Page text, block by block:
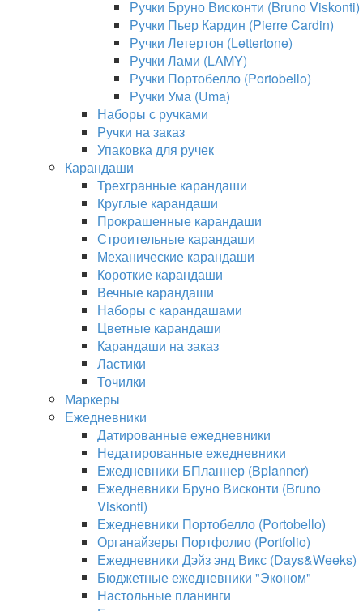
Ручки Бруно Висконти (Bruno Viskonti)
Ручки Пьер Кардин (Pierre Cardin)
Ручки Летертон (Lettertone)
Ручки Лами (LAMY)
Ручки Портобелло (Portobello)
Ручки Ума (Uma)
Наборы с ручками
Ручки на заказ
Упаковка для ручек
Карандаши
Трехгранные карандаши
Круглые карандаши
Прокрашенные карандаши
Строительные карандаши
Механические карандаши
Короткие карандаши
Вечные карандаши
Наборы с карандашами
Цветные карандаши
Карандаши на заказ
Ластики
Точилки
Маркеры
Ежедневники
Датированные ежедневники
Недатированные ежедневники
Ежедневники БПланнер (Bplanner)
Ежедневники Бруно Висконти (Bruno
Viskonti)
Ежедневники Портобелло (Portobello)
Органайзеры Портфолио (Portfolio)
Ежедневники Дэйз энд Викс (Days&Weeks)
Бюджетные ежедневники "Эконом"
Настольные планинги